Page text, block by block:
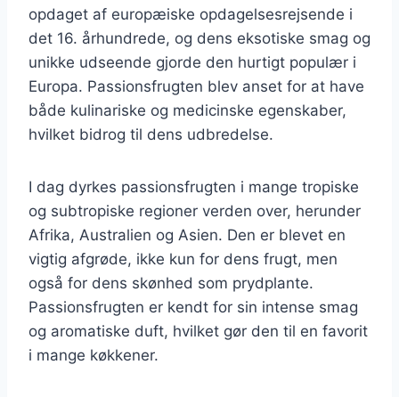
opdaget af europæiske opdagelsesrejsende i
det 16. århundrede, og dens eksotiske smag og
unikke udseende gjorde den hurtigt populær i
Europa. Passionsfrugten blev anset for at have
både kulinariske og medicinske egenskaber,
hvilket bidrog til dens udbredelse.
I dag dyrkes passionsfrugten i mange tropiske
og subtropiske regioner verden over, herunder
Afrika, Australien og Asien. Den er blevet en
vigtig afgrøde, ikke kun for dens frugt, men
også for dens skønhed som prydplante.
Passionsfrugten er kendt for sin intense smag
og aromatiske duft, hvilket gør den til en favorit
i mange køkkener.